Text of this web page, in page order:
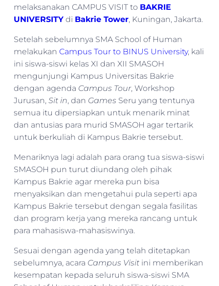
melaksanakan CAMPUS VISIT to BAKRIE
UNIVERSITY di Bakrie Tower, Kuningan, Jakarta.
Setelah sebelumnya SMA School of Human
melakukan Campus Tour to BINUS University, kali
ini siswa-siswi kelas XI dan XII SMASOH
mengunjungi Kampus Universitas Bakrie
dengan agenda Campus Tour, Workshop
Jurusan, Sit in, dan Games Seru yang tentunya
semua itu dipersiapkan untuk menarik minat
dan antusias para murid SMASOH agar tertarik
untuk berkuliah di Kampus Bakrie tersebut.
Menariknya lagi adalah para orang tua siswa-siswi
SMASOH pun turut diundang oleh pihak
Kampus Bakrie agar mereka pun bisa
menyaksikan dan mengetahui pula seperti apa
Kampus Bakrie tersebut dengan segala fasilitas
dan program kerja yang mereka rancang untuk
para mahasiswa-mahasiswinya.
Sesuai dengan agenda yang telah ditetapkan
sebelumnya, acara Campus Visit ini memberikan
kesempatan kepada seluruh siswa-siswi SMA